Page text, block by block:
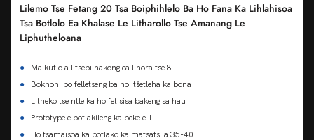
Lilemo Tse Fetang 20 Tsa Boiphihlelo Ba Ho Fana Ka Lihlahisoa
Tsa Botlolo Ea Khalase Le Litharollo Tse Amanang Le
Liphutheloana
●
Maikutlo a litsebi nakong ea lihora tse 8
●
Bokhoni bo felletseng ba ho itšetleha ka bona
●
Litheko tse ntle ka ho fetisisa bakeng sa hau
●
Prototype e potlakileng ka beke e 1
●
Ho tsamaisoa ka potlako ka matsatsi a 35-40